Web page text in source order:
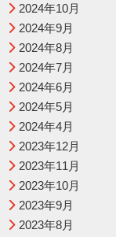
2024年10月
2024年9月
2024年8月
2024年7月
2024年6月
2024年5月
2024年4月
2023年12月
2023年11月
2023年10月
2023年9月
2023年8月